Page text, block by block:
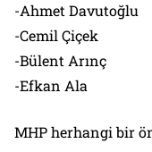
-Ahmet Davutoğlu
-Cemil Çiçek
-Bülent Arınç
-Efkan Ala
MHP herhangi bir